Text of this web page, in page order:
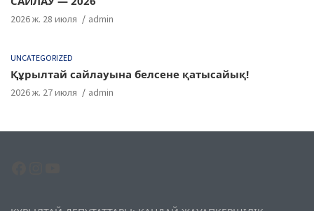
2026 ж. 28 июля admin
UNCATEGORIZED
Құрылтай сайлауына белсене қатысайық!
2026 ж. 27 июля admin